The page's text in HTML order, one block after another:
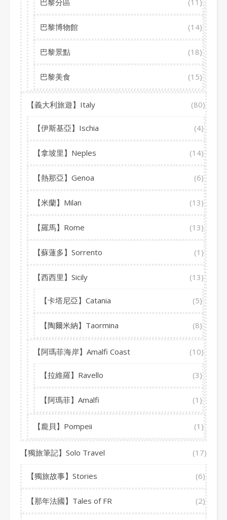
巴黎分區 (11)
巴黎博物館 (14)
巴黎景點 (18)
巴黎美食 (15)
【義大利旅遊】Italy (80)
【伊斯基亞】Ischia (4)
【拿坡里】Neples (14)
【熱那亞】Genoa (6)
【米蘭】Milan (13)
【羅馬】Rome (13)
【蘇蓮多】Sorrento (1)
【西西里】Sicily (13)
【卡塔尼亞】Catania (5)
【陶爾米納】Taormina (8)
【阿瑪菲海岸】Amalfi Coast (10)
【拉維羅】Ravello (3)
【阿瑪菲】Amalfi (1)
【龐貝】Pompeii (1)
【獨旅筆記】Solo Travel (17)
【獨旅故事】Stories (6)
【那年法國】Tales of FR (2)